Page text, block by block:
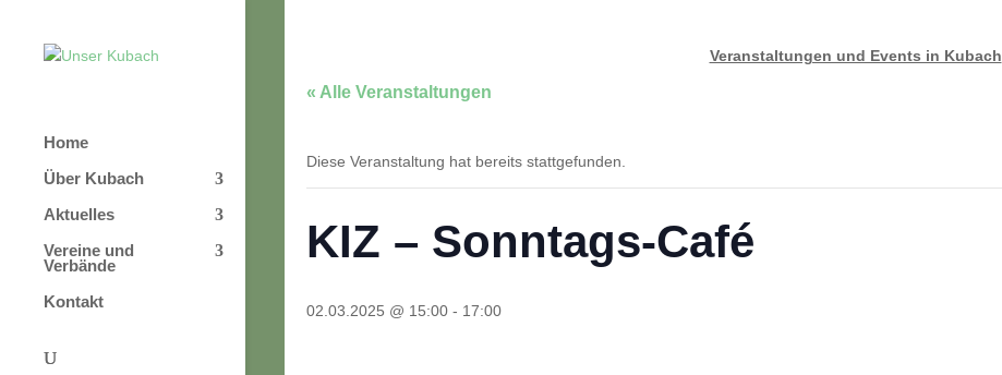
Home
Über Kubach
Aktuelles
Vereine und
Verbände
Kontakt
Veranstaltungen und Events in Kubach
« Alle Veranstaltungen
Diese Veranstaltung hat bereits stattgefunden.
KIZ – Sonntags-Café
02.03.2025 @ 15:00- 17:00